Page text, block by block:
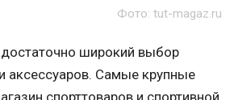
Фото: tut-magaz.ru
широкий выбор
аксессуаров. Самые крупные